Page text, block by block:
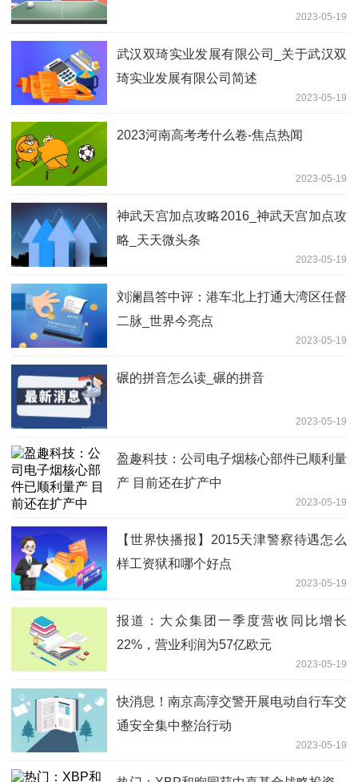
2023-05-19
武汉双琦实业发展有限公司_关于武汉双
琦实业发展有限公司简述
2023-05-19
2023河南高考考什么卷-焦点热闻
2023-05-19
神武天宫加点攻略2016_神武天宫加点攻
略_天天微头条
2023-05-19
刘澜昌答中评：港车北上打通大湾区任督
二脉_世界今亮点
2023-05-19
碾的拼音怎么读_碾的拼音
2023-05-19
盈趣科技：公司电子烟核心部件已顺利量
产 目前还在扩产中
2023-05-19
【世界快播报】2015天津警察待遇怎么
样工资狱和哪个好点
2023-05-19
报道：大众集团一季度营收同比增长
22%，营业利润为57亿欧元
2023-05-19
快消息！南京高淳交警开展电动自行车交
通安全集中整治行动
2023-05-19